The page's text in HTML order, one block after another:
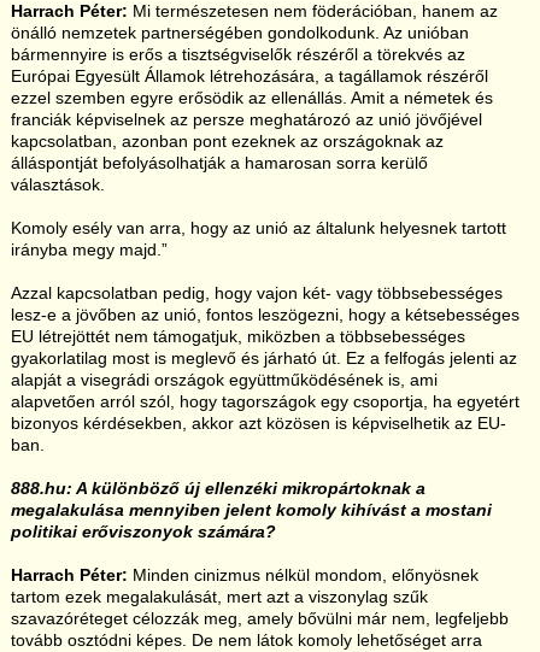
Harrach Péter: Mi természetesen nem föderációban, hanem az
önálló nemzetek partnerségében gondolkodunk. Az unióban
bármennyire is erős a tisztségviselők részéről a törekvés az
Európai Egyesült Államok létrehozására, a tagállamok részéről
ezzel szemben egyre erősödik az ellenállás. Amit a németek és
franciák képviselnek az persze meghatározó az unió jövőjével
kapcsolatban, azonban pont ezeknek az országoknak az
álláspontját befolyásolhatják a hamarosan sorra kerülő
választások.
Komoly esély van arra, hogy az unió az általunk helyesnek tartott
irányba megy majd.”
Azzal kapcsolatban pedig, hogy vajon két- vagy többsebességes
lesz-e a jövőben az unió, fontos leszögezni, hogy a kétsebességes
EU létrejöttét nem támogatjuk, miközben a többsebességes
gyakorlatilag most is meglevő és járható út. Ez a felfogás jelenti az
alapját a visegrádi országok együttműködésének is, ami
alapvetően arról szól, hogy tagországok egy csoportja, ha egyetért
bizonyos kérdésekben, akkor azt közösen is képviselhetik az EU-
ban.
888.hu: A különböző új ellenzéki mikropártoknak a
megalakulása mennyiben jelent komoly kihívást a mostani
politikai erőviszonyok számára?
Harrach Péter: Minden cinizmus nélkül mondom, előnyösnek
tartom ezek megalakulását, mert azt a viszonylag szűk
szavazóréteget célozzák meg, amely bővülni már nem, legfeljebb
tovább osztódni képes. De nem látok komoly lehetőséget arra